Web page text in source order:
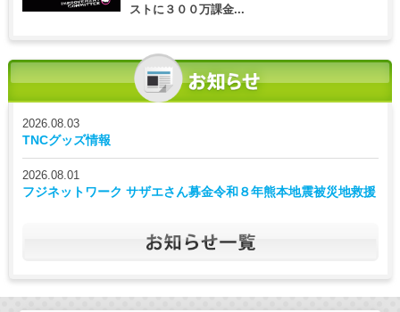
ストに３００万課金...
2026.08.03
TNCグッズ情報
2026.08.01
フジネットワーク サザエさん募金令和８年熊本地震被災地救援